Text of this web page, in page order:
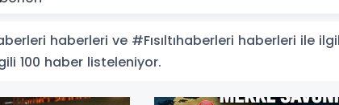
haberleri ve #Fısıltıhaberleri haberleri ile
100 haber listeleniyor.